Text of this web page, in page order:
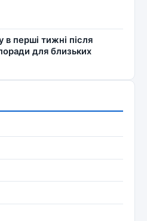
перші тижні після
для близьких